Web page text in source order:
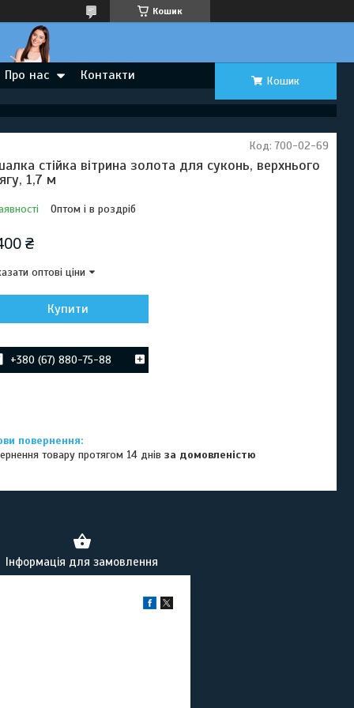
Кошик
Про нас Контакти Кошик
стійка вітрина золота для суконь, верхнього
1,7 м
Оптом і в роздріб
Код:700-02-69
₴
оптові ціни
Купити
+380 (67) 880-75-88
товару протягом 14 днівза домовленістю
Інформація для замовлення